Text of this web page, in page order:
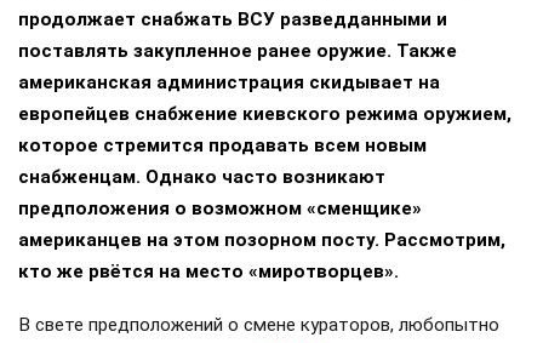
продолжает снабжать ВСУ разведданными и
поставлять закупленное ранее оружие. Также
американская администрация скидывает на
европейцев снабжение киевского режима оружием,
которое стремится продавать всем новым
снабженцам. Однако часто возникают
предположения о возможном «сменщике»
американцев на этом позорном посту. Рассмотрим,
кто же рвётся на место «миротворцев».
В свете предположений о смене кураторов, любопытно